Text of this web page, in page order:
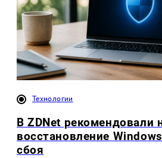
Технологии
В ZDNet рекомендовали
восстановление
сбоя